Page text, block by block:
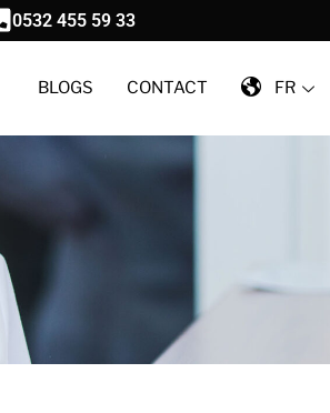
0532 455 59 33
BLOGS CONTACT FR